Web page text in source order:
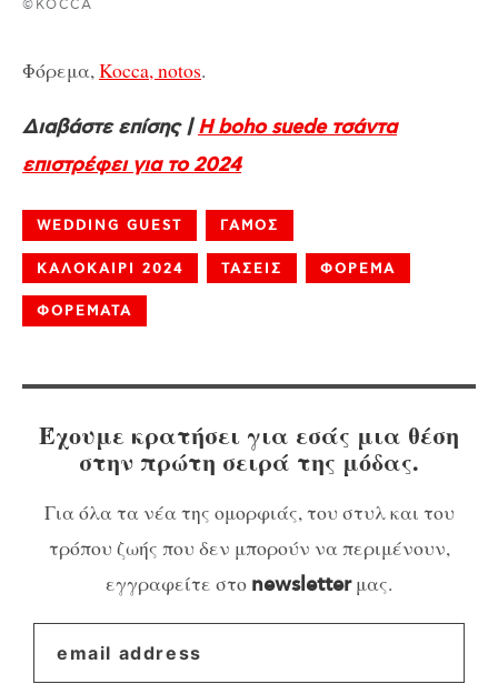
©KOCCA
Φόρεμα,Kocca, notos.
Διαβάστε επίσης |Η boho suede τσάντα
επιστρέφει για το 2024
WEDDING GUEST ΓΑΜΟΣ
ΚΑΛΟΚΑΙΡΙ 2024 ΤΑΣΕΙΣ ΦΟΡΕΜΑ
ΦΟΡΕΜΑΤΑ
Έχουμε κρατήσει για εσάς μια θέση
στην πρώτη σειρά της μόδας.
Για όλα τα νέα της ομορφιάς, του στυλ και του
τρόπου ζωής που δεν μπορούν να περιμένουν,
εγγραφείτε στο newsletterμας.